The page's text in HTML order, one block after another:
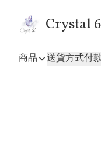
Crystal
商品 送貨方式付